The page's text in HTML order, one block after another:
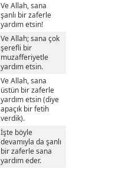
Ve Allah, sana
şanlı bir zaferle
yardım etsin!
Ve Allah; sana çok
şerefli bir
muzafferiyetle
yardım etsin.
Ve Allah, sana
üstün bir zaferle
yardım etsin (diye
apaçık bir fetih
verdik).
İşte böyle
devamıyla da şanlı
bir zaferle sana
yardım eder.